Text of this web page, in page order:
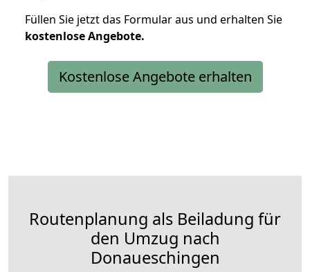
Füllen Sie jetzt das Formular aus und erhalten Sie
kostenloseAngebote.
Kostenlose Angebote erhalten
Routenplanung als Beiladung für
den Umzug nach
Donaueschingen